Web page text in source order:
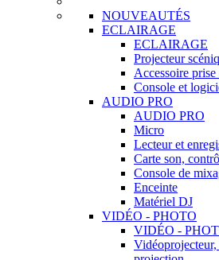
NOUVEAUTÉS
ECLAIRAGE
ECLAIRAGE
Projecteur
Accessoire prise
Console et
AUDIO PRO
AUDIO PRO
Micro
Lecteur et
Carte son,
Console de
Enceinte
Matériel DJ
VIDÉO - PHOTO
VIDÉO -